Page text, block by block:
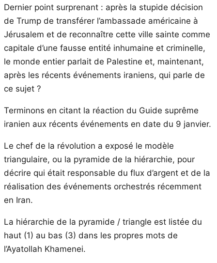
Dernier point surprenant : après la stupide décision
de Trump de transférer l’ambassade américaine à
Jérusalem et de reconnaître cette ville sainte comme
capitale d’une fausse entité inhumaine et criminelle,
le monde entier parlait de Palestine et, maintenant,
après les récents événements iraniens, qui parle de
ce sujet ?
Terminons en citant la réaction du Guide suprême
iranien aux récents événements en date du 9 janvier.
Le chef de la révolution a exposé le modèle
triangulaire, ou la pyramide de la hiérarchie, pour
décrire qui était responsable du flux d’argent et de la
réalisation des événements orchestrés récemment
en Iran.
La hiérarchie de la pyramide / triangle est listée du
haut (1) au bas (3) dans les propres mots de
l’Ayatollah Khamenei.